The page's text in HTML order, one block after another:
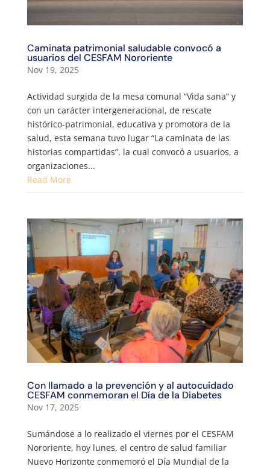
Caminata patrimonial saludable convocó a
usuarios del CESFAM Nororiente
Nov 19, 2025
Actividad surgida de la mesa comunal “Vida sana” y
con un carácter intergeneracional, de rescate
histórico-patrimonial, educativa y promotora de la
salud, esta semana tuvo lugar “La caminata de las
historias compartidas”, la cual convocó a usuarios, a
organizaciones...
Read More
Con llamado a la prevención y al autocuidado
CESFAM conmemoran el Día de la Diabetes
Nov 17, 2025
Sumándose a lo realizado el viernes por el CESFAM
Nororiente, hoy lunes, el centro de salud familiar
Nuevo Horizonte conmemoró el Día Mundial de la